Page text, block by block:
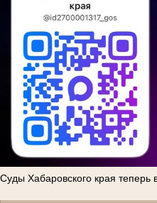
Суды Хабаровского края теперь